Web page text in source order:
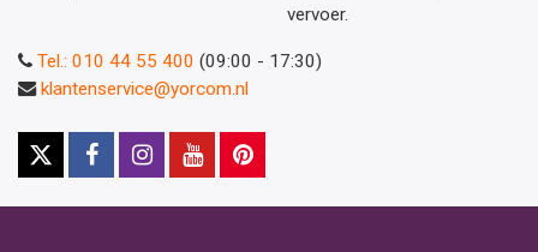
vervoer.
Tel.: 010 44 55 400 (09:00 - 17:30)
klantenservice@yorcom.nl